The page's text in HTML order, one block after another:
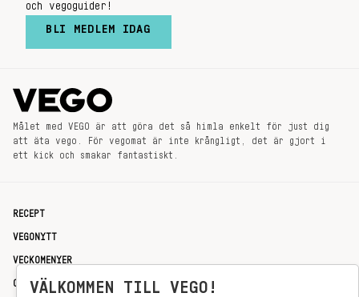
och vegoguider!
BLI MEDLEM IDAG
Målet med VEGO är att göra det så himla enkelt för just dig
att äta vego. För vegomat är inte krångligt, det är gjort i
ett kick och smakar fantastiskt.
RECEPT
VEGONYTT
VECKOMENYER
OM OSSVÄLKOMMEN TILL VEGO!